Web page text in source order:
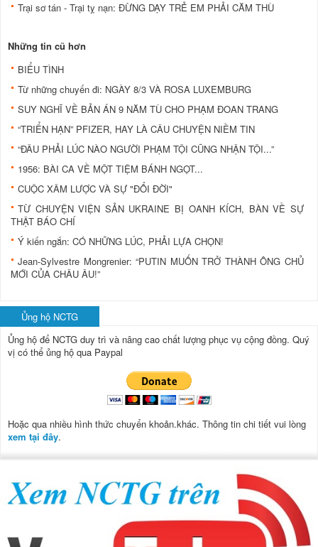
Trại sơ tán - Trại tỵ nạn: ĐỪNG DẠY TRẺ EM PHẢI CĂM THÙ
Những tin cũ hơn
BIỂU TÌNH
Từ những chuyến đi: NGÀY 8/3 VÀ ROSA LUXEMBURG
SUY NGHĨ VỀ BẢN ÁN 9 NĂM TÙ CHO PHẠM ĐOAN TRANG
“TRIỂN HẠN” PFIZER, HAY LÀ CÂU CHUYỆN NIỀM TIN
“ĐÂU PHẢI LÚC NÀO NGƯỜI PHẠM TỘI CŨNG NHẬN TỘI...”
1956: BÀI CA VỀ MỘT TIỆM BÁNH NGỌT...
CUỘC XÂM LƯỢC VÀ SỰ "ĐỔI ĐỜI"
TỪ CHUYỆN VIỆN SẢN UKRAINE BỊ OANH KÍCH, BÀN VỀ SỰ
THẬT BÁO CHÍ
Ý kiến ngắn: CÓ NHỮNG LÚC, PHẢI LỰA CHỌN!
Jean-Sylvestre Mongrenier: “PUTIN MUỐN TRỞ THÀNH ÔNG CHỦ
MỚI CỦA CHÂU ÂU!”
Ủng hộ NCTG
Ủng hộ để NCTG duy trì và nâng cao chất lượng phục vụ cộng đồng. Quý
vị có thể ủng hộ qua Paypal
Hoặc qua nhiều hình thức chuyển khoản.khác. Thông tin chi tiết vui lòng
xem tại đây.